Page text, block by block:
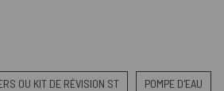
OU KIT DE RÉVISION ST POMPE D'EAU